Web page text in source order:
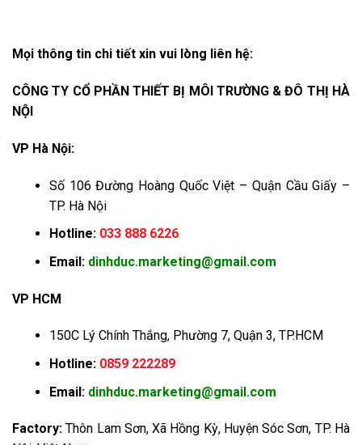
Mọi thông tin chi tiết xin vui lòng liên hệ:
CÔNG TY CỔ PHẦN THIẾT BỊ MÔI TRƯỜNG & ĐÔ THỊ HÀ
NỘI
VP Hà Nội:
Số 106 Đường Hoàng Quốc Việt – Quận Cầu Giấy –
TP. Hà Nội
Hotline: 033 888 6226
Email: dinhduc.marketing@gmail.com
VP HCM
150C Lý Chính Thắng, Phường 7, Quận 3, TP.HCM
Hotline: 0859 222289
Email: dinhduc.marketing@gmail.com
Factory:Thôn Lam Sơn, Xã Hồng Kỳ, Huyện Sóc Sơn, TP. Hà